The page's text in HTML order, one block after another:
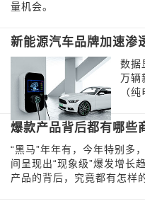
量机会。
新能源汽车品牌加速渗
数据
万辆
（
爆款产品背后都有哪些
“黑马”年年有，今年特别多
间呈现出“现象级”爆发增长
产品的背后，究竟都有怎样